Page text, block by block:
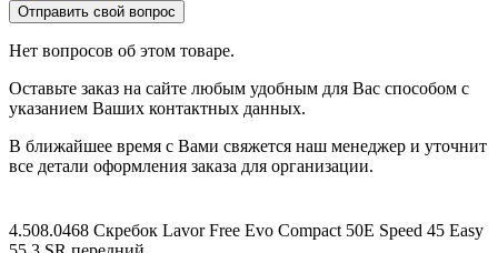
Отправить свой вопрос
Нет вопросов об этом товаре.
Оставьте заказ на сайте любым удобным для Вас способом с
указанием Ваших контактных данных.
В ближайшее время с Вами свяжется наш менеджер и уточнит
все детали оформления заказа для организации.
4.508.0468 Скребок Lavor Free Evo Compact 50E Speed 45 Easy